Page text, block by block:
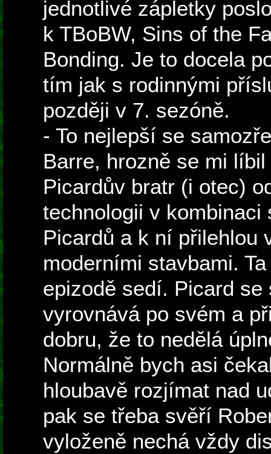
jednotlivé zápletky
k TBoBW, Sins of the
Bonding. Je to docela
tím jak s rodinnými
později v 7. sezóně.
- To nejlepší se
Barre, hrozně se mi
Picardův bratr (i otec)
technologii v kombinaci
Picardů a k ní přilehlou
moderními stavbami.
epizodě sedí. Picard se
vyrovnává po svém a
dobru, že to nedělá
Normálně bych asi
hloubavě rozjímat nad
pak se třeba svěří
vyloženě nechá vždy